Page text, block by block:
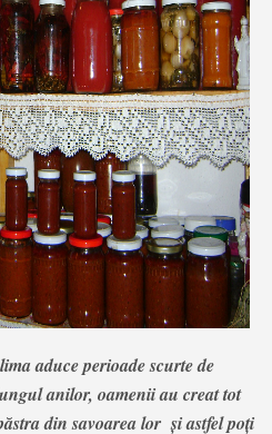
aduce perioade scurte de
anilor, oamenii au creat tot
din savoarea lor și astfel poți